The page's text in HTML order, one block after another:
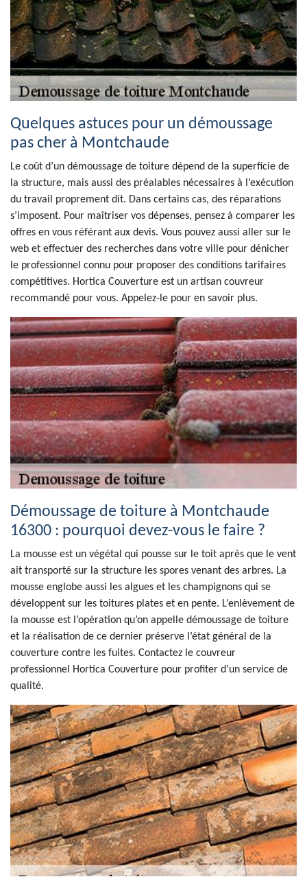
Quelques astuces pour un démoussage
pas cher à Montchaude
Le coût d’un démoussage de toiture dépend de la superficie de
la structure, mais aussi des préalables nécessaires à l’exécution
du travail proprement dit. Dans certains cas, des réparations
s’imposent. Pour maîtriser vos dépenses, pensez à comparer les
offres en vous référant aux devis. Vous pouvez aussi aller sur le
web et effectuer des recherches dans votre ville pour dénicher
le professionnel connu pour proposer des conditions tarifaires
compétitives. Hortica Couverture est un artisan couvreur
recommandé pour vous. Appelez-le pour en savoir plus.
Démoussage de toiture à Montchaude
16300 : pourquoi devez-vous le faire ?
La mousse est un végétal qui pousse sur le toit après que le vent
ait transporté sur la structure les spores venant des arbres. La
mousse englobe aussi les algues et les champignons qui se
développent sur les toitures plates et en pente. L’enlèvement de
la mousse est l’opération qu’on appelle démoussage de toiture
et la réalisation de ce dernier préserve l’état général de la
couverture contre les fuites. Contactez le couvreur
professionnel Hortica Couverture pour profiter d’un service de
qualité.